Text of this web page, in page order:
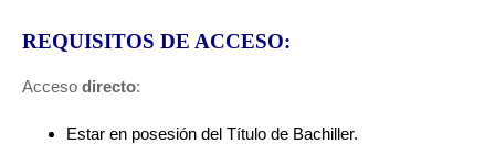
REQUISITOS DE ACCESO:
Acceso directo:
Estar en posesión del Título de Bachiller.